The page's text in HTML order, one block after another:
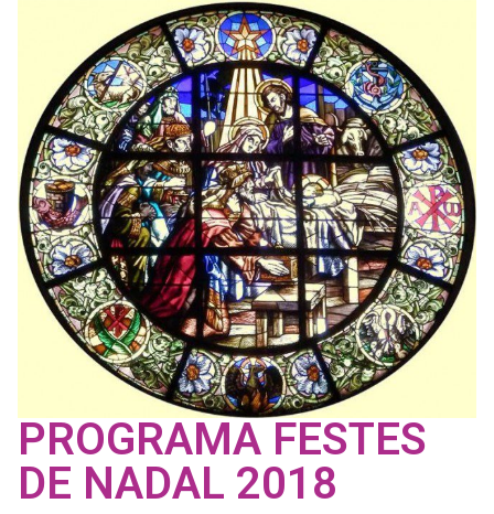
PROGRAMA FESTES
DE NADAL 2018